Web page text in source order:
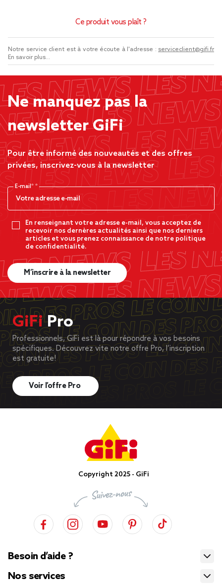
Ce produit vous plaît ?
Notre service client est à votre écoute à l'adresse : serviceclient@gifi.fr
En savoir plus...
Ne manquez pas la
newsletter GiFi
Pour être informé des nouveautés et des offres
privées, inscrivez-vous à la newsletter
E-mail*
En renseignant votre adresse e-mail, vous acceptez de
recevoir nos dernères actualités ainsi que nos derniers
articles et vous prenez connaissance de notre politique
de confidentialité.
M’inscrire à la newsletter
GiFiPro
Professionnels, GiFi est là pour répondre à vos besoins
spécifiques. Découvrez vite notre offre Pro, l’inscription
est gratuite!
Voir l’offre Pro
Copyright 2025 - GiFi
Besoin d’aide ?
Nos services